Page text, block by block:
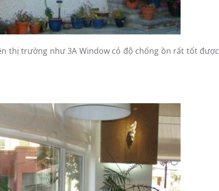
thị trường như 3A Window có độ chống ồn rất tốt được